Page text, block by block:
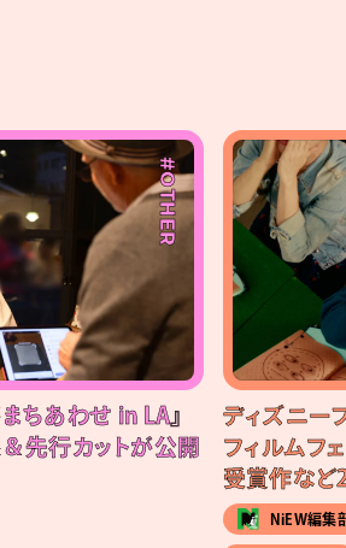
#OTHER
ちあわせ in LA』
先行カットが公開
ディズニー
フィルムフ
受賞作など
NiEW編集